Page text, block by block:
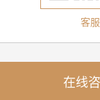
客
在线